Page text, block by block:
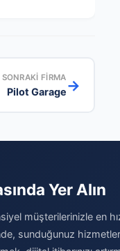
SONRAKI FIRMA
Pilot Garage→
Yer Alın
müşterilerinizle en
sunduğunuz